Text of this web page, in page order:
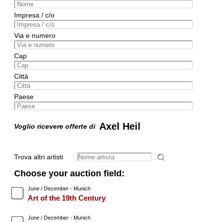
Impresa / c/o
Via e numero
Cap
Città
Paese
Voglio ricevere offerte di Axel Heil
Trova altri artisti
Choose your auction field:
June / December - Munich
Art of the 19th Century
June / December - Munich